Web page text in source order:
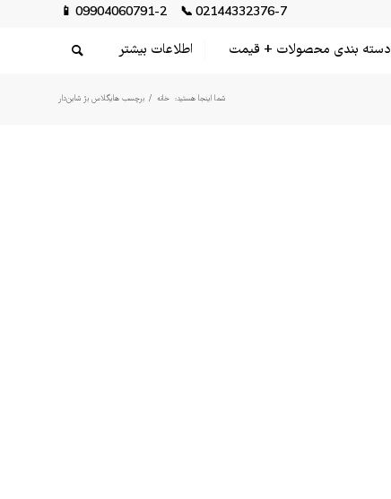
02144332376-7
📞
09904060791-2
📱
دسته بندی محصولات + قیمت اطلاعات بیشتر
شما اینجا هستید: خانه / برچسب هایگلاس بژ شاین‌دار